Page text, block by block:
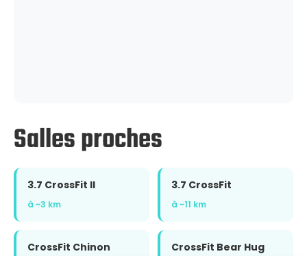
Salles proches
3.7 CrossFit II
à ~3 km
3.7 CrossFit
à ~11 km
CrossFit Chinon CrossFit Bear Hug